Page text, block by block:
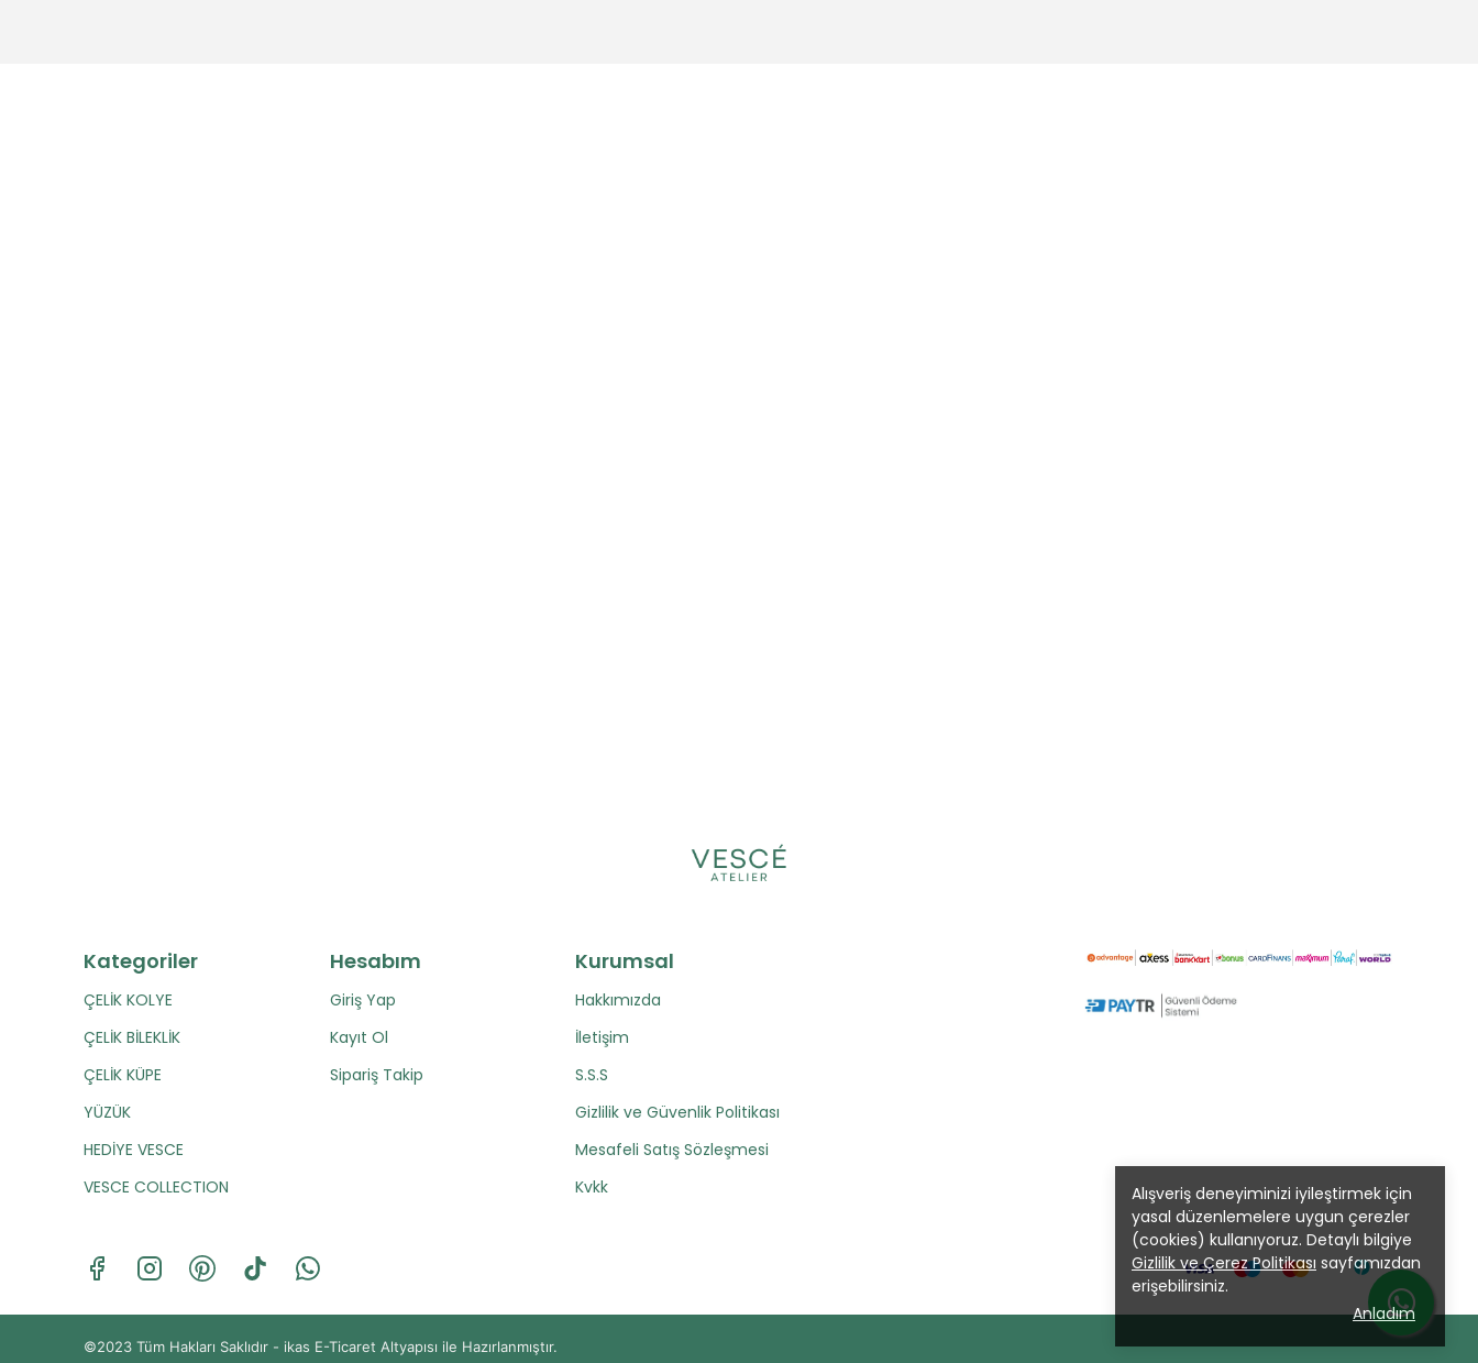
Alışveriş deneyiminizi iyileştirmek için
yasal düzenlemelere uygun çerezler
(cookies) kullanıyoruz. Detaylı bilgiye
Gizlilik ve Çerez Politikası sayfamızdan
erişebilirsiniz.
Anladım
Kategoriler
ÇELİK KOLYE
ÇELİK BİLEKLİK
ÇELİK KÜPE
YÜZÜK
HEDİYE VESCE
VESCE COLLECTION
Hesabım
Giriş Yap
Kayıt Ol
Sipariş Takip
Kurumsal
Hakkımızda
İletişim
S.S.S
Gizlilik ve Güvenlik Politikası
Mesafeli Satış Sözleşmesi
Kvkk
©2023 Tüm Hakları Saklıdır - ikas E-Ticaret Altyapısı ile Hazırlanmıştır.